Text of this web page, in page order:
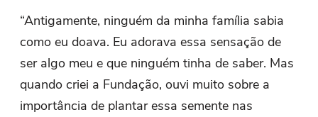
“Antigamente, ninguém da minha família sabia
como eu doava. Eu adorava essa sensação de
ser algo meu e que ninguém tinha de saber. Mas
quando criei a Fundação, ouvi muito sobre a
importância de plantar essa semente nas